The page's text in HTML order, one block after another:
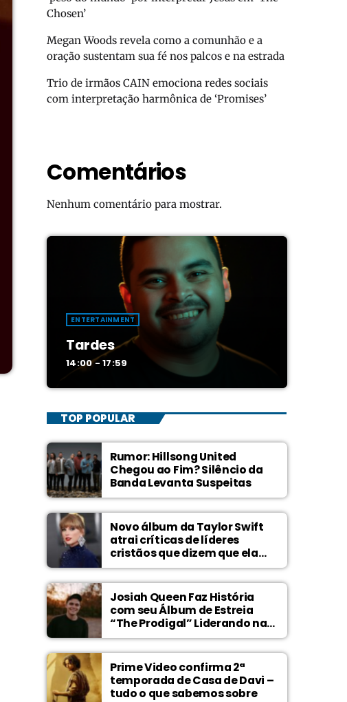
Chosen’
Megan Woods revela como a comunhão e a
oração sustentam sua fé nos palcos e na estrada
Trio de irmãos CAIN emociona redes sociais
com interpretação harmônica de ‘Promises’
Comentários
Nenhum comentário para mostrar.
ENTERTAINMENT
Tardes
14:00 - 17:59
TOP POPULAR
Rumor: Hillsong United
Chegou ao Fim? Silêncio da
Banda Levanta Suspeitas
Novo álbum da Taylor Swift
atrai críticas de líderes
cristãos que dizem que ela
zomba de Deus
Josiah Queen Faz História
com seu Álbum de Estreia
“The Prodigal” Liderando na
Billboard
Prime Video confirma 2ª
temporada de Casa de Davi –
tudo o que sabemos sobre